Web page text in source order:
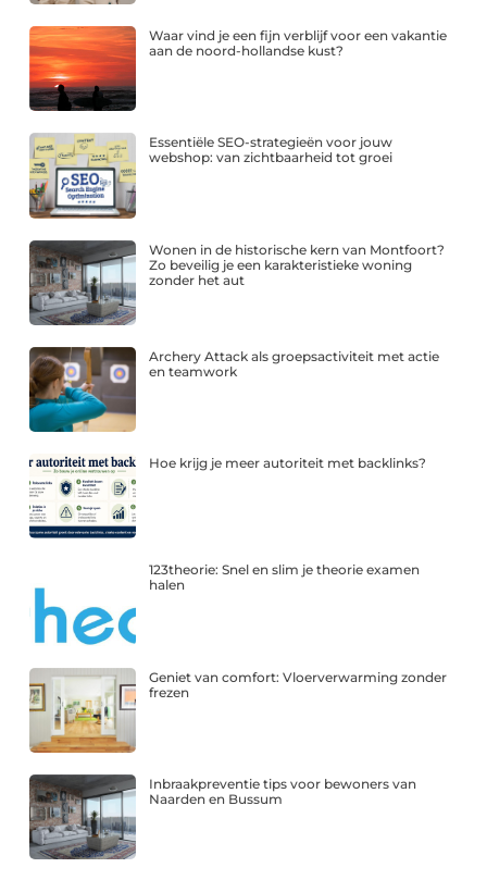
Waar vind je een fijn verblijf voor een vakantie
aan de noord-hollandse kust?
Essentiële SEO-strategieën voor jouw
webshop: van zichtbaarheid tot groei
Wonen in de historische kern van Montfoort?
Zo beveilig je een karakteristieke woning
zonder het aut
Archery Attack als groepsactiviteit met actie
en teamwork
Hoe krijg je meer autoriteit met backlinks?
123theorie: Snel en slim je theorie examen
halen
Geniet van comfort: Vloerverwarming zonder
frezen
Inbraakpreventie tips voor bewoners van
Naarden en Bussum